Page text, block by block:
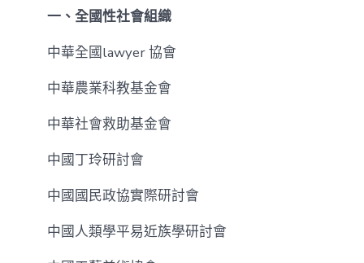
一、全國性社會組織
中華全國lawyer 協會
中華農業科教基金會
中華社會救助基金會
中國丁玲研討會
中國國民政協實際研討會
中國人類學平易近族學研討會